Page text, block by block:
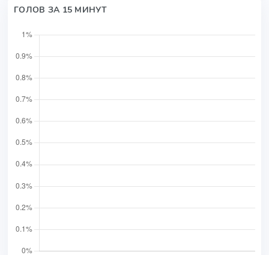
ГОЛОВ ЗА 15 МИНУТ